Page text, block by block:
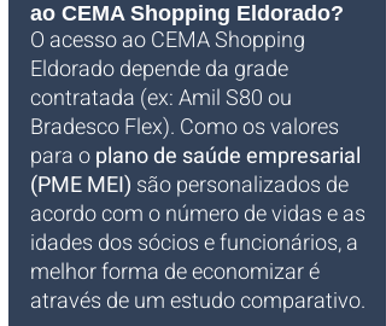
ao CEMA Shopping Eldorado?
O acesso ao CEMA Shopping
Eldorado depende da grade
contratada (ex: Amil S80 ou
Bradesco Flex). Como os valores
para o plano de saúde empresarial
(PME MEI) são personalizados de
acordo com o número de vidas e as
idades dos sócios e funcionários, a
melhor forma de economizar é
através de um estudo comparativo.